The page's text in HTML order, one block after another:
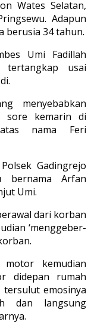
Wates Selatan,
Adapun
berusia 34 tahun.
Umi Fadillah
tertangkap usai
menyebabkan
sore kemarin di
nama Feri
Gadingrejo
bernama Arfan
Umi.
dari korban
‘menggeber-
kemudian
didepan rumah
tersulut emosinya
dan langsung